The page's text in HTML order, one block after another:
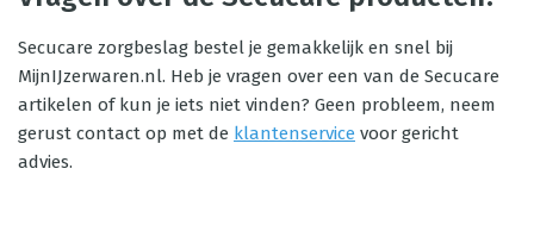
Secucare zorgbeslag bestel je gemakkelijk en snel bij
MijnIJzerwaren.nl. Heb je vragen over een van de Secucare
artikelen of kun je iets niet vinden? Geen probleem, neem
gerust contact op met de klantenservice voor gericht
advies.